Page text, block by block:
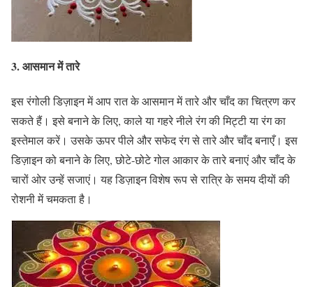
3.आसमान में तारे
इस रंगोली डिज़ाइन में आप रात के आसमान में तारे और चाँद का चित्रण कर
सकते हैं। इसे बनाने के लिए, काले या गहरे नीले रंग की मिट्टी या रंग का
इस्तेमाल करें। उसके ऊपर पीले और सफेद रंग से तारे और चाँद बनाएँ। इस
डिज़ाइन को बनाने के लिए, छोटे-छोटे गोल आकार के तारे बनाएं और चाँद के
चारों ओर उन्हें सजाएं। यह डिज़ाइन विशेष रूप से रात्रि के समय दीयों की
रोशनी में चमकता है।